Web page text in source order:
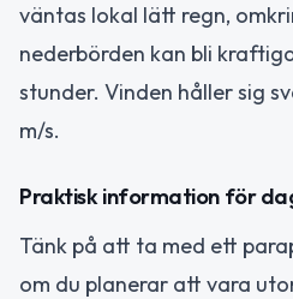
väntas lokal lätt regn,
nederbörden kan bli
stunder. Vinden håller sig
m/s.
Praktisk information för
Tänk på att ta med ett
om du planerar att vara